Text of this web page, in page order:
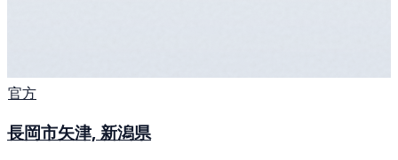
官方
長岡市矢津, 新潟県